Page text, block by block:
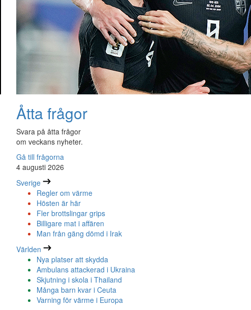
Åtta frågor
Svara på åtta frågor
om veckans nyheter.
Gå till frågorna
4 augusti 2026
Sverige
Regler om värme
Hösten är här
Fler brottslingar grips
Billigare mat i affären
Man från gäng dömd i Irak
Världen
Nya platser att skydda
Ambulans attackerad i Ukraina
Skjutning i skola i Thailand
Många barn kvar i Ceuta
Varning för värme i Europa